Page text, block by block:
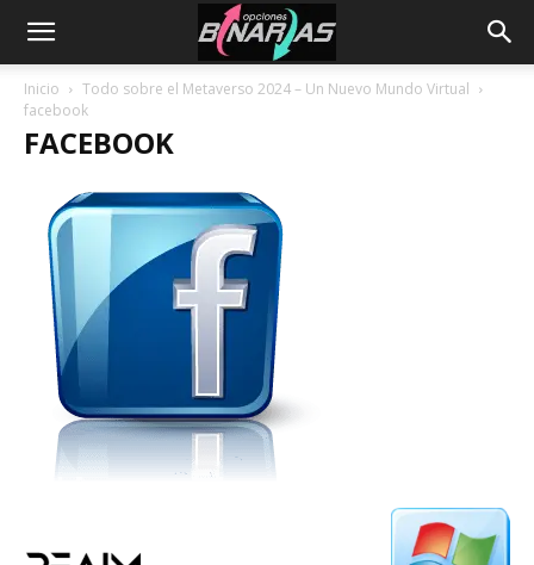
Inicio
Todo sobre el Metaverso 2024 – Un Nuevo Mundo Virtual
facebook
FACEBOOK